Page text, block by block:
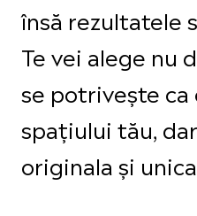
însă rezultatele
Te vei alege nu
se potrivește ca
spațiului tău,
originala și